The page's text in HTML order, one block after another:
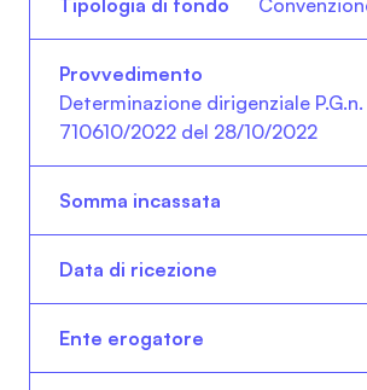
Determinazione dirigenziale P.G.n.
710610/2022 del 28/10/2022